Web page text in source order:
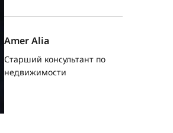
Amer Alia
Старший консультант по
недвижимости